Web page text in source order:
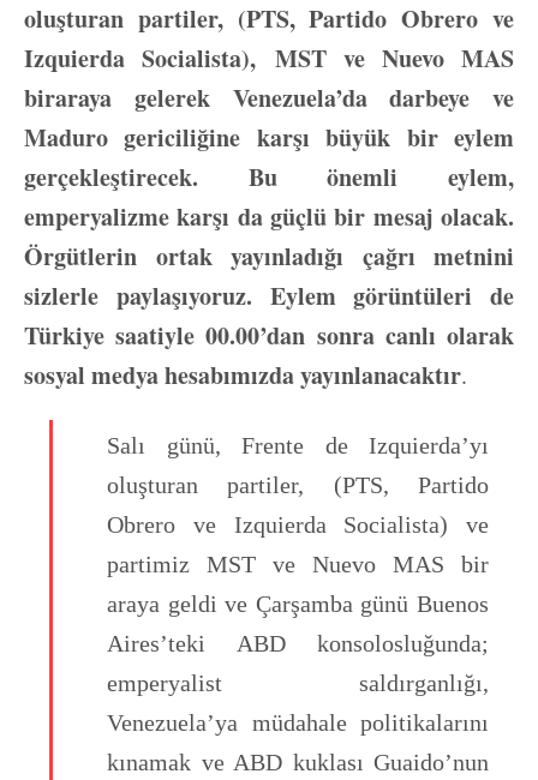
oluşturan partiler, (PTS, Partido Obrero ve
Izquierda Socialista), MST ve Nuevo MAS
biraraya gelerek Venezuela’da darbeye ve
Maduro gericiliğine karşı büyük bir eylem
gerçekleştirecek. Bu önemli eylem,
emperyalizme karşı da güçlü bir mesaj olacak.
Örgütlerin ortak yayınladığı çağrı metnini
sizlerle paylaşıyoruz. Eylem görüntüleri de
Türkiye saatiyle 00.00’dan sonra canlı olarak
sosyal medya hesabımızda yayınlanacaktır.
Salı günü, Frente de Izquierda’yı
oluşturan partiler, (PTS, Partido
Obrero ve Izquierda Socialista) ve
partimiz MST ve Nuevo MAS bir
araya geldi ve Çarşamba günü Buenos
Aires’teki ABD konsolosluğunda;
emperyalist saldırganlığı,
Venezuela’ya müdahale politikalarını
kınamak ve ABD kuklası Guaido’nun